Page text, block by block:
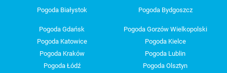
Pogoda Białystok Pogoda Bydgoszcz
Pogoda Gdańsk
Pogoda Gorzów Wielkopolski
Pogoda Katowice
Pogoda Kielce
Pogoda Kraków
Pogoda Lublin
Pogoda Łódź
Pogoda Olsztyn